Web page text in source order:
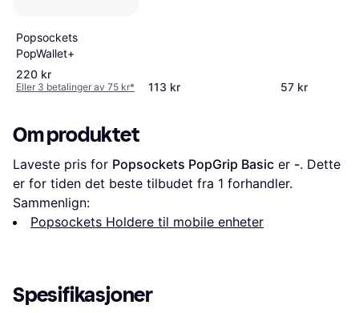
Popsockets
PopWallet+
220 kr
Eller 3 betalinger av 75 kr* 113 kr 57 kr
Om produktet
Laveste pris for Popsockets PopGrip Basic er -. Dette
er for tiden det beste tilbudet fra 1 forhandler.
Sammenlign:
Popsockets Holdere til mobile enheter
Spesifikasjoner